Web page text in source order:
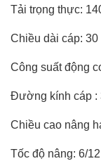
Tải trọng thực:
Chiều dài cáp: 30
Công suất động
Đường kính cáp :
Chiều cao nâng
Tốc độ nâng: 6/